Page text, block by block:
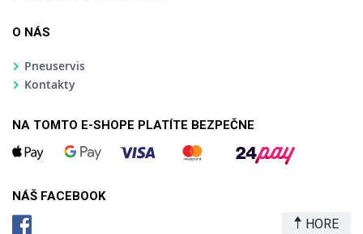
O NÁS
Pneuservis
Kontakty
NA TOMTO E-SHOPE PLATÍTE BEZPEČNE
NÁŠ FACEBOOK
HORE